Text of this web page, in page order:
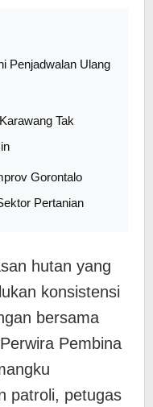
Penjadwalan Ulang
Tak
Gorontalo
Pertanian
hutan yang
konsistensi
bersama
Pembina
patroli, petugas